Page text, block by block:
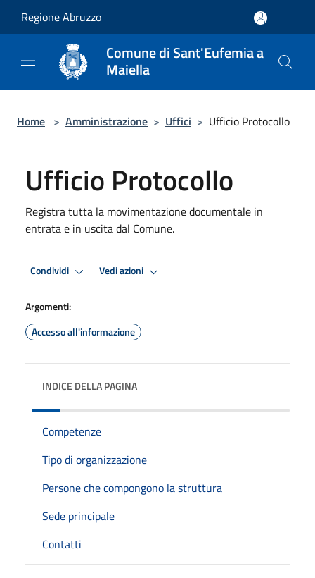
Regione Abruzzo
Comune di Sant'Eufemia a
Maiella
Home > Amministrazione > Uffici > Ufficio Protocollo
Ufficio Protocollo
Registra tutta la movimentazione documentale in
entrata e in uscita dal Comune.
Condividi Vedi azioni
Argomenti:
Accesso all'informazione
INDICE DELLA PAGINA
Competenze
Tipo di organizzazione
Persone che compongono la struttura
Sede principale
Contatti